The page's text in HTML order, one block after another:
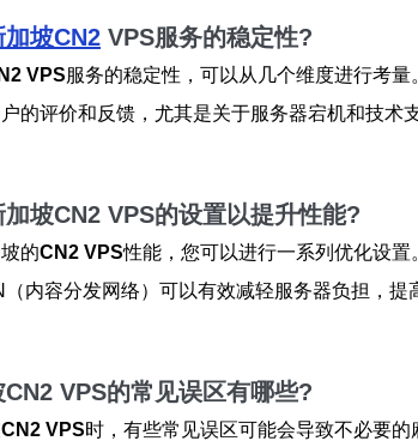
加坡CN2 VPS服务的稳定性?
VPS服务的稳定性，可以从几个维度进行考
的评价和反馈，尤其是关于服务器宕机和技
坡CN2 VPS的设置以提升性能?
的CN2 VPS性能，您可以进行一系列优化设
内容分发网络）可以有效减轻服务器负担，
VPS的常见误区有哪些?
CN2 VPS时，有些常见误区可能会导致不必要